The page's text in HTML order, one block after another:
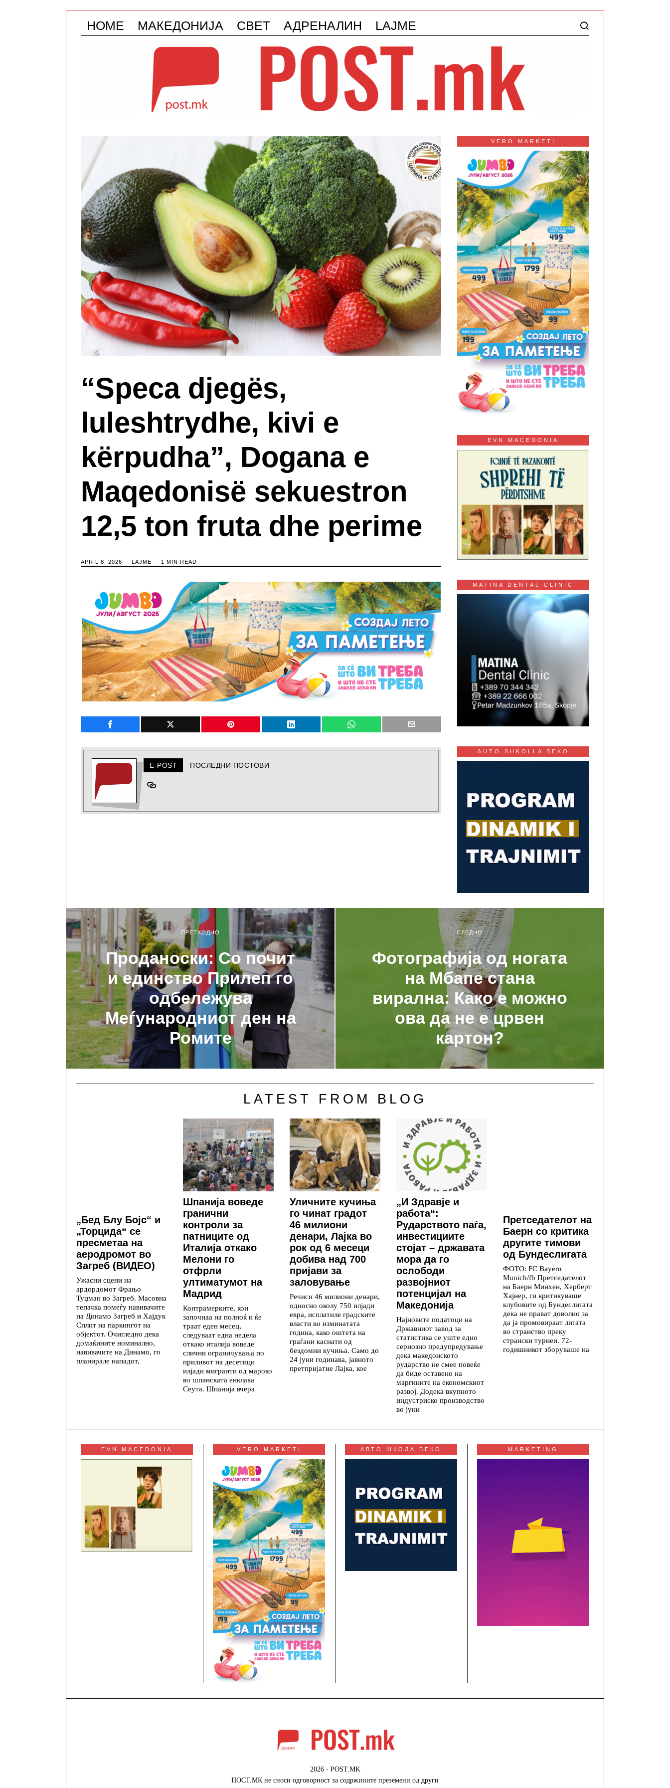
HOME МАКЕДОНИЈА СВЕТ АДРЕНАЛИН LAJME
“Speca djegës,
luleshtrydhe, kivi e
kërpudha”, Dogana e
Maqedonisë sekuestron
12,5 ton fruta dhe perime
APRIL 8, 2026 LAJME 1 MIN READ
E-POST ПОСЛЕДНИ ПОСТОВИ
VERO MARKETI
EVN MACEDONIA
MATINA DENTAL CLINIC
AUTO SHKOLLA BEKO
ПРЕТХОДНО
Проданоски: Со почит
и единство Прилеп го
одбележува
Меѓународниот ден на
Ромите
СЛЕДНО
Фотографија од ногата
на Мбапе стана
вирална: Како е можно
ова да не е црвен
картон?
LATEST FROM BLOG
„Бед Блу Бојс“ и
„Торцида“ се
пресметаа на
аеродромот во
Загреб (ВИДЕО)
Ужасни сцени на
ардордомот Фрањо
Туџман во Загреб. Масовна
тепачка помеѓу навивачите
на Динамо Загреб и Хајдук
Сплит на паркингот на
објектот. Очигледно дека
домаќините номинално,
навивачите на Динамо, го
планирале нападот,
Шпанија воведе
гранични
контроли за
патниците од
Италија откако
Мелони го
отфрли
ултиматумот на
Мадрид
Контрамерките, кои
започнаа на полноќ и ќе
траат еден месец,
следуваат една недела
откако италија воведе
слични ограничувања по
приливот на десетици
илјади мигранти од мароко
во шпанската енклава
Сеута. Шпанија вчера
Уличните кучиња
го чинат градот
46 милиони
денари, Лајка во
рок од 6 месеци
добива над 700
пријави за
заловување
Речиси 46 милиони денари,
односно околу 750 илјади
евра, исплатиле градските
власти во изминатата
година, како оштета на
граѓани каснати од
бездомни кучиња. Само до
24 јуни годинава, јавното
претпријатие Лајка, кое
„И Здравје и
работа“:
Рударството паѓа,
инвестициите
стојат – државата
мора да го
ослободи
развојниот
потенцијал на
Македонија
Најновите податоци на
Државниот завод за
статистика се уште едно
сериозно предупредување
дека македонското
рударство не смее повеќе
да биде оставено на
маргините на економскиот
развој. Додека вкупното
индустриско производство
во јуни
Претседателот на
Баерн со критика
другите тимови
од Бундеслигата
ФОТО: FC Bayern
Munich/fb Претседателот
на Баерн Минхен, Херберт
Хајнер, ги критикуваше
клубовите од Бундеслигата
дека не прават доволно за
да ја промовираат лигата
во странство преку
странски турнеи. 72-
годишникот зборуваше на
EVN MACEDONIA VERO MARKETI АВТО ШКОЛА БЕКО MARKETING
2026 - POST.MK
ПОСТ.МК не сноси одговорност за содржините преземени од други